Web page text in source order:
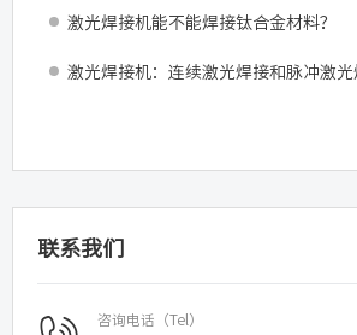
激光焊接机能不能焊接钛合金材料？
激光焊接机：连续激光焊接和脉冲激光
联系我们
咨询电话（Tel）